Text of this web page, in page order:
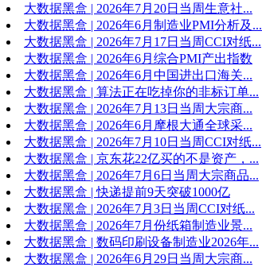
大数据黑盒 | 2026年7月20日当周生意社...
大数据黑盒 | 2026年6月制造业PMI分析及...
大数据黑盒 | 2026年7月17日当周CCI对纸...
大数据黑盒 | 2026年6月综合PMI产出指数
大数据黑盒 | 2026年6月中国进出口海关...
大数据黑盒 | 算法正在吃掉你的非标订单...
大数据黑盒 | 2026年7月13日当周大宗商...
大数据黑盒 | 2026年6月摩根大通全球采...
大数据黑盒 | 2026年7月10日当周CCI对纸...
大数据黑盒 | 京东花22亿买的不是资产，...
大数据黑盒 | 2026年7月6日当周大宗商品...
大数据黑盒 | 快递提前9天突破1000亿
大数据黑盒 | 2026年7月3日当周CCI对纸...
大数据黑盒 | 2026年7月份纸箱制造业景...
大数据黑盒 | 数码印刷设备制造业2026年...
大数据黑盒 | 2026年6月29日当周大宗商...